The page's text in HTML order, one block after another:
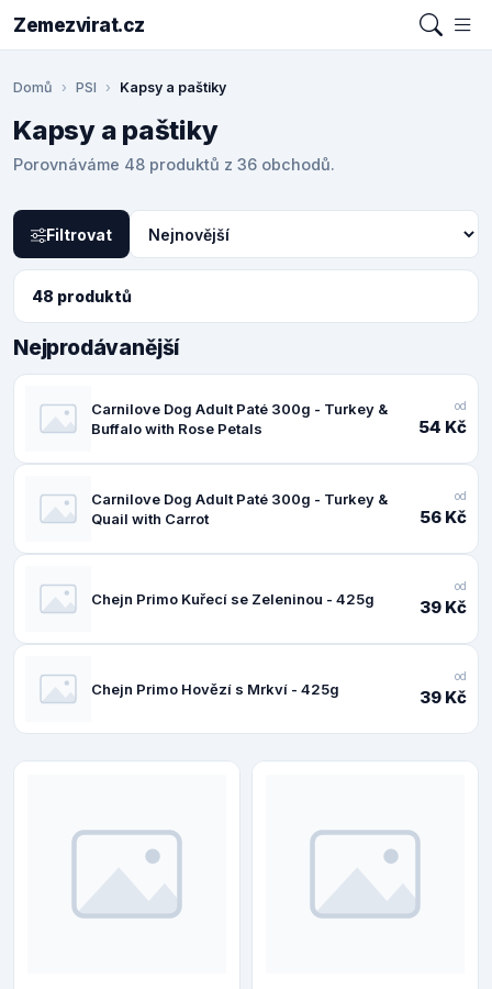
Zemezvirat.cz
Domů PSI Kapsy a paštiky
Kapsy a paštiky
Porovnáváme 48 produktů z 36 obchodů.
Filtrovat
48 produktů
Nejprodávanější
Carnilove Dog Adult Paté 300g - Turkey &
Buffalo with Rose Petals
od
54 Kč
Carnilove Dog Adult Paté 300g - Turkey &
Quail with Carrot
od
56 Kč
Chejn Primo Kuřecí se Zeleninou - 425g
od
39 Kč
Chejn Primo Hovězí s Mrkví - 425g
od
39 Kč